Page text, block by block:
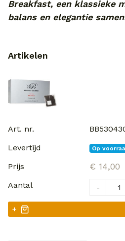
Breakfast, een klassieke
balans en elegantie
Artikelen
Op
€ 14,00
-
+